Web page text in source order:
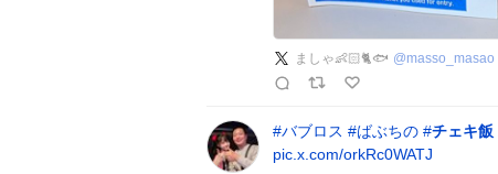
ましゃ👶🏻🐈🐟 @masso_masao
#バブロス #ばぶちの #チェキ飯
pic.x.com/orkRc0WATJ